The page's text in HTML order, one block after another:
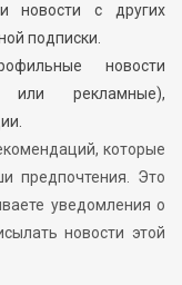
новости с других
подписки.
новости
или рекламные),
которые
предпочтения. Это
уведомления о
новости этой